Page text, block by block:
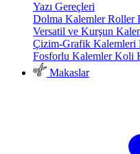
Yazı Gereçleri
Dolma KalemlerRoller
Versatil ve Kurşun
Çizim-Grafik Kalemleri
Fosforlu KalemlerKoli
Makaslar